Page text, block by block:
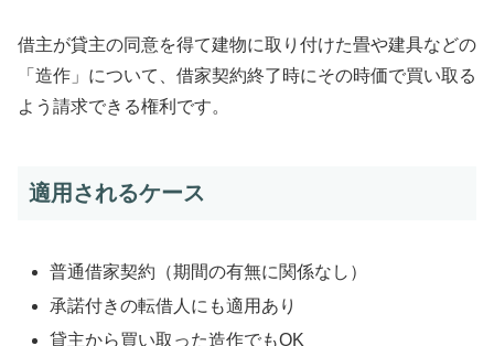
借主が貸主の同意を得て建物に取り付けた畳や建具などの
「造作」について、借家契約終了時にその時価で買い取る
よう請求できる権利です。
適用されるケース
普通借家契約（期間の有無に関係なし）
承諾付きの転借人にも適用あり
貸主から買い取った造作でもOK